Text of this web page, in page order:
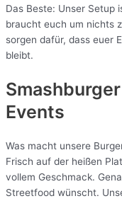
Das Beste: Unser Setup
braucht euch um nichts
sorgen dafür, dass euer
bleibt.
Events
Was macht unsere
Frisch auf der heißen
vollem Geschmack.
Streetfood wünscht.